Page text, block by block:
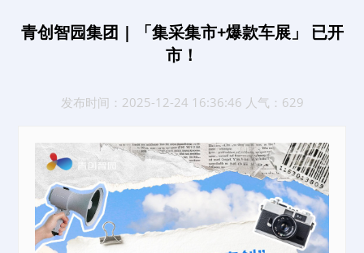
青创智园集团 | 「集采集市+爆款车展」 已开
市！
发布时间：2025-12-24 16:36:46 人气：629